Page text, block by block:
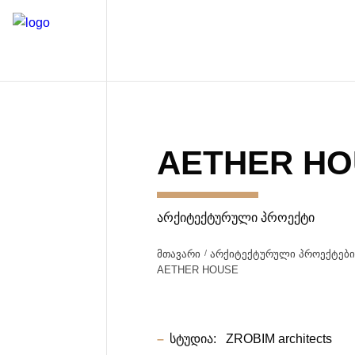
AETHER
ᲐᲠᲥᲘᲢᲔᲥᲢᲣᲠᲣᲚᲘ ᲞᲠᲝᲔᲥᲢᲘ
მთავარი არქიტექტურული პროექტები
AETHER HOUSE
სტუდია: ZROBIM architects